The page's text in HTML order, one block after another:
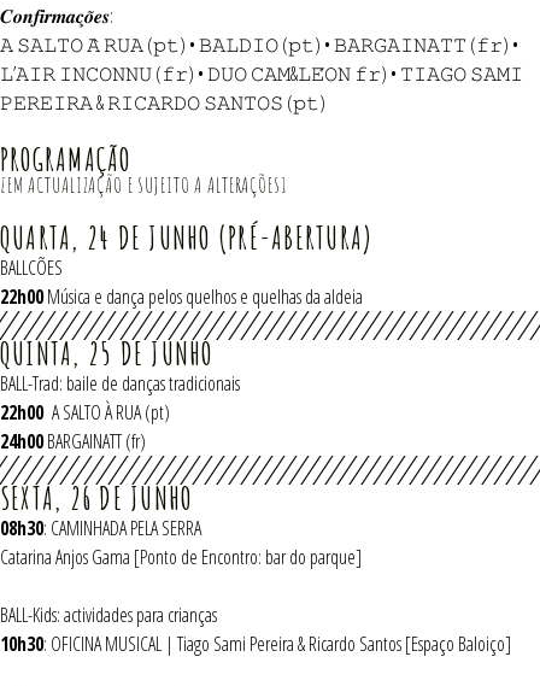
𝑪𝒐𝒏𝒇𝒊𝒓𝒎𝒂𝒄̧𝒐̃𝒆𝒔:
𝙰 𝚂𝙰𝙻𝚃𝙾 𝙰̀ 𝚁𝚄𝙰 (𝚙𝚝) • 𝙱𝙰𝙻𝙳𝙸𝙾 (𝚙𝚝) • 𝙱𝙰𝚁𝙶𝙰𝙸𝙽𝙰𝚃𝚃 (𝚏𝚛) •
𝙻’𝙰𝙸𝚁 𝙸𝙽𝙲𝙾𝙽𝙽𝚄 (𝚏𝚛) • 𝙳𝚄𝙾 𝙲𝙰𝙼&𝙻𝙴́𝙾𝙽 𝚏𝚛) • 𝚃𝙸𝙰𝙶𝙾 𝚂𝙰𝙼𝙸
𝙿𝙴𝚁𝙴𝙸𝚁𝙰 & 𝚁𝙸𝙲𝙰𝚁𝙳𝙾 𝚂𝙰𝙽𝚃𝙾𝚂 (𝚙𝚝)
PROGRAMAÇÃO
[EM ACTUALIZAÇÃO E SUJEITO A ALTERAÇÕES]
QUARTA, 24 DE JUNHO (PRÉ-ABERTURA)
BALLCÕES
22h00Música e dança pelos quelhos e quelhas da aldeia
QUINTA, 25 DE JUNHO
BALL-Trad: baile de danças tradicionais
22h00A SALTO À RUA (pt)
24h00BARGAINATT (fr)
SEXTA, 26 DE JUNHO
08h30: CAMINHADA PELA SERRA
Catarina Anjos Gama [Ponto de Encontro: bar do parque]
BALL-Kids: actividades para crianças
10h30: OFICINA MUSICAL | Tiago Sami Pereira & Ricardo Santos [Espaço Baloiço]